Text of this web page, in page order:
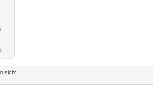
sich: